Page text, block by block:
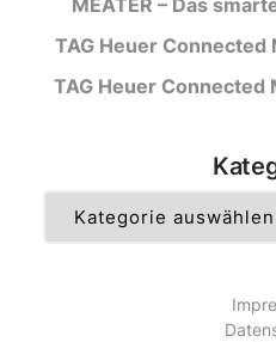
TAG Heuer
TAG Heuer